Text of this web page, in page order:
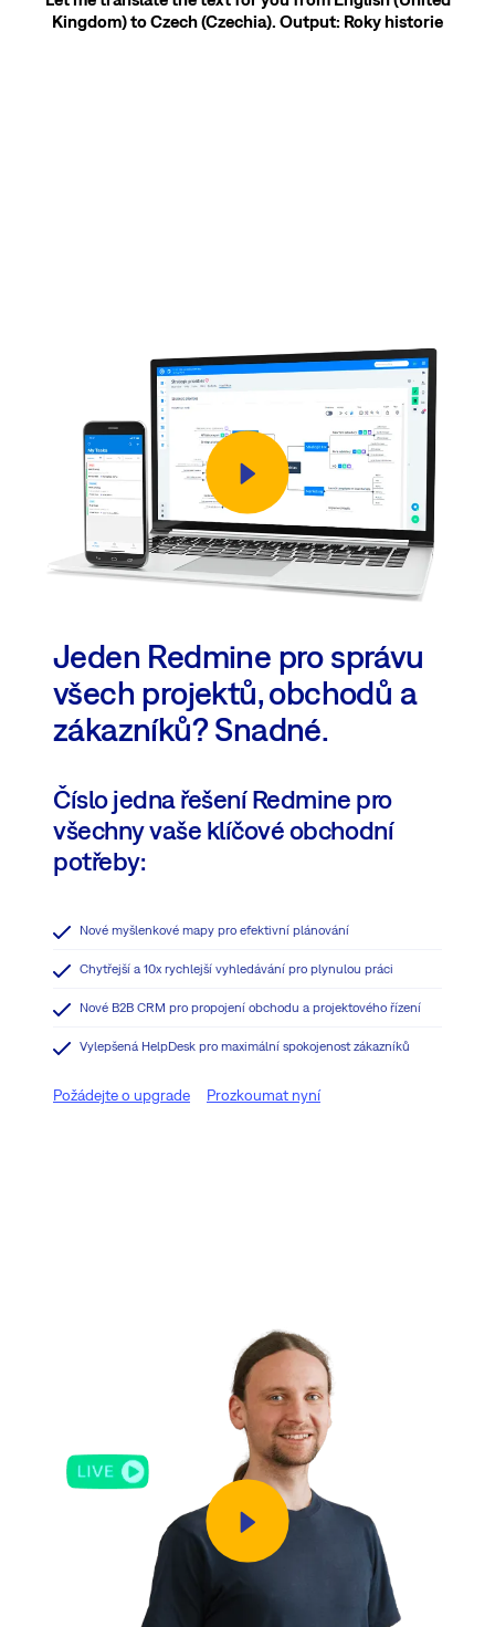
Kingdom) to Czech (Czechia). Output: Roky historie
Jeden Redmine pro správu
všech projektů, obchodů a
zákazníků? Snadné.
Číslo jedna řešení Redmine pro
všechny vaše klíčové obchodní
potřeby:
Nové myšlenkové mapy pro efektivní plánování
Chytřejší a 10x rychlejší vyhledávání pro plynulou práci
Nové B2B CRM pro propojení obchodu a projektového řízení
Vylepšená HelpDesk pro maximální spokojenost zákazníků
Požádejte o upgrade Prozkoumat nyní